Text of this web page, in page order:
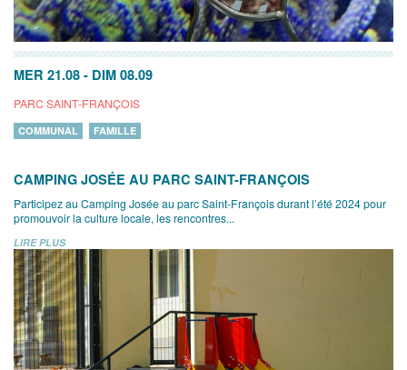
MER 21.08 - DIM 08.09
PARC SAINT-FRANÇOIS
COMMUNAL FAMILLE
CAMPING JOSÉE AU PARC SAINT-FRANÇOIS
Participez au Camping Josée au parc Saint-François durant l’été 2024 pour
promouvoir la culture locale, les rencontres...
LIRE PLUS